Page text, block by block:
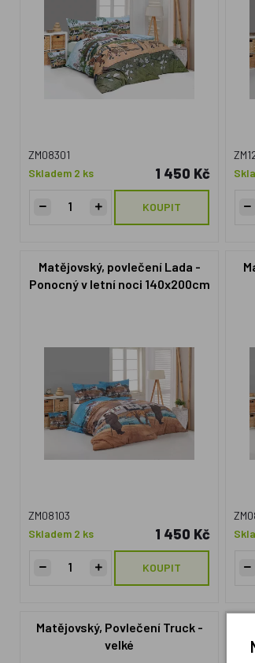
ZM08301
Skladem 2 ks
1 450 Kč
KOUPIT
Matějovský, povlečení Lada -
Ponocný v letní noci 140x200cm
ZM08103
Skladem 2 ks
1 450 Kč
KOUPIT
Matějovský, Povlečení Truck -
velké